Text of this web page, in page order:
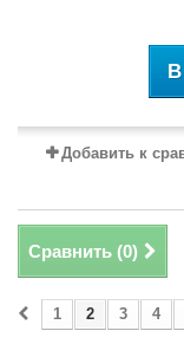
В
Добавить к
Сравнить (0)
1 2 3 4